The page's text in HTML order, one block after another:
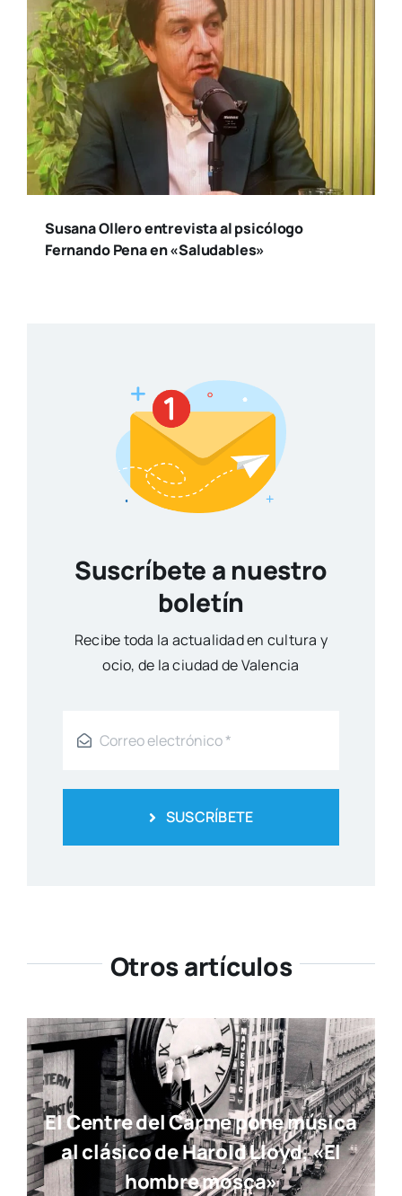
Susana Ollero entrevista al psicólogo
Fernando Pena en «Saludables»
Suscríbete a nuestro
boletín
Reci­be toda la actua­li­dad en cul­tu­ra y
ocio, de la ciu­dad de Valen­cia
SUSCRÍBETE
Otros artículos
El Centre del Carme pone música
al clásico de Harold Lloyd, «El
hombre mosca»